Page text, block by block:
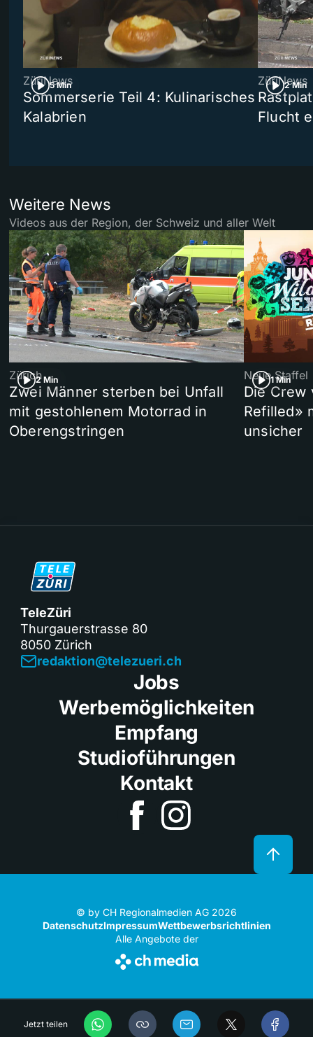
Jetzt teilen
5 Min
ZüriNews
Sommerserie Teil 4: Kulinarisches
Kalabrien
2 Min
ZüriNews
Flucht
Weitere News
Videos aus der Region, der Schweiz und aller Welt
2 Min
Zürich
Zwei Männer sterben bei Unfall
mit gestohlenem Motorrad in
Oberengstringen
1 Min
Neue Staffel
Die Crew
Refilled»
unsicher
TeleZüri
Thurgauerstrasse 80
8050 Zürich
redaktion@telezueri.ch
Jobs
Werbemöglichkeiten
Empfang
Studioführungen
Kontakt
© by CH Regionalmedien AG 2026
DatenschutzImpressumWettbewerbsrichtlinien
Alle Angebote der